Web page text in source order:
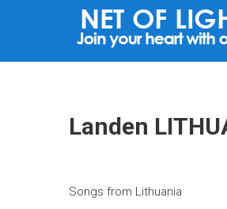
Landen
Songs from Lithuania